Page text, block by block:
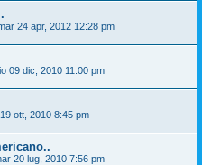
24 apr, 2012 12:28 pm
09 dic, 2010 11:00 pm
ott, 2010 8:45 pm
20 lug, 2010 7:56 pm